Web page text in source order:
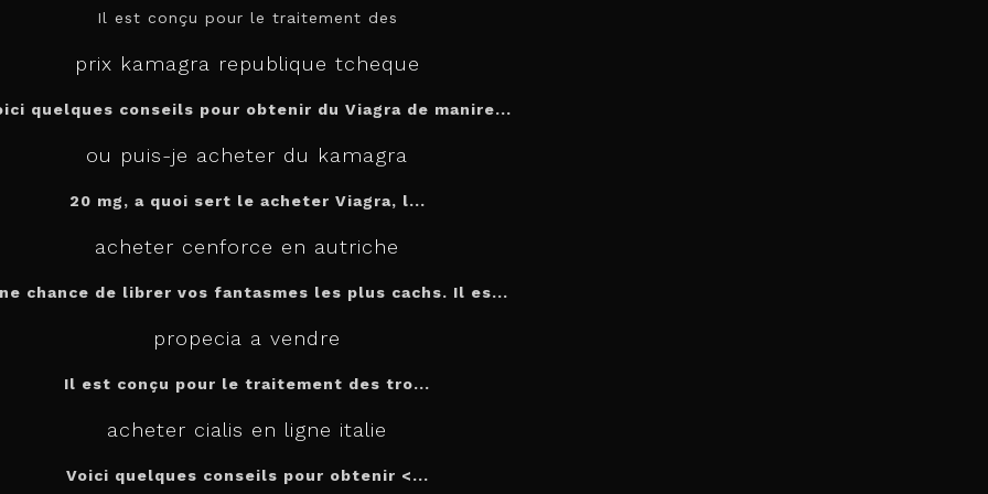
Il est conçu pour le traitement des
prix kamagra republique tcheque
quelques conseils pour obtenir du Viagra de manire...
ou puis-je acheter du kamagra
20 mg, a quoi sert le acheter Viagra, l...
acheter cenforce en autriche
chance de librer vos fantasmes les plus cachs. Il es...
propecia a vendre
Il est conçu pour le traitement des tro...
acheter cialis en ligne italie
Voici quelques conseils pour obtenir <...